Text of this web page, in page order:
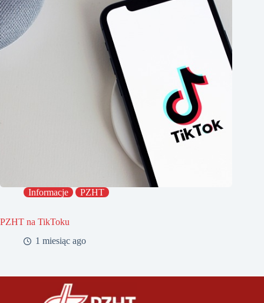
Informacje PZHT
PZHT na TikToku
1 miesiąc ago